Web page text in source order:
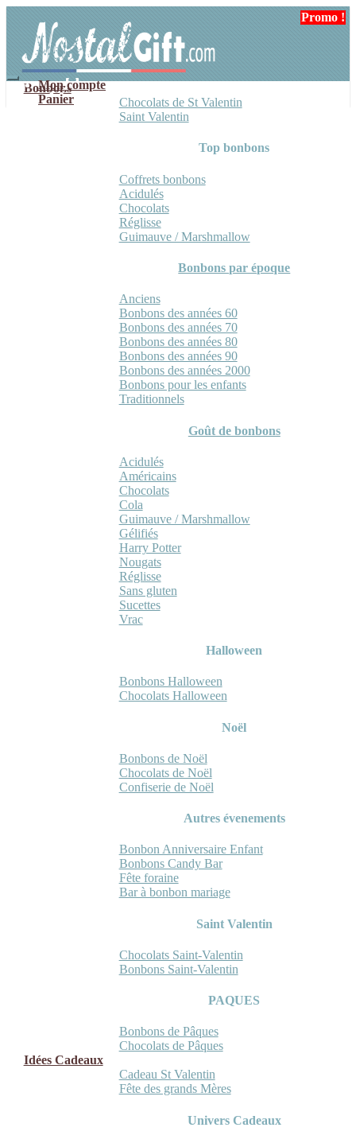
navigation
contenu
Mon compte
Panier
Bonbons
Chocolats de St Valentin
Saint Valentin
Top bonbons
Coffrets bonbons
Acidulés
Chocolats
Réglisse
Guimauve / Marshmallow
Bonbons par époque
Anciens
Bonbons des années 60
Bonbons des années 70
Bonbons des années 80
Bonbons des années 90
Bonbons des années 2000
Bonbons pour les enfants
Traditionnels
Goût de bonbons
Acidulés
Américains
Chocolats
Cola
Guimauve / Marshmallow
Gélifiés
Harry Potter
Nougats
Réglisse
Sans gluten
Sucettes
Vrac
Halloween
Bonbons Halloween
Chocolats Halloween
Noël
Bonbons de Noël
Chocolats de Noël
Confiserie de Noël
Autres évenements
Bonbon Anniversaire Enfant
Bonbons Candy Bar
Fête foraine
Bar à bonbon mariage
Saint Valentin
Chocolats Saint-Valentin
Bonbons Saint-Valentin
PAQUES
Bonbons de Pâques
Chocolats de Pâques
Idées Cadeaux
Cadeau St Valentin
Fête des grands Mères
Univers Cadeaux
Promo !